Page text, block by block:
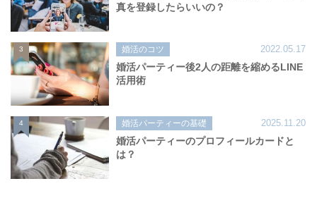
真を登録したらいいの？
3 婚活のコツ 2022.05.17
婚活パーティー後2人の距離を縮めるLINE
活用術
4 婚活パーティーの基礎 2025.11.20
婚活パーティーのプロフィールカードと
は？